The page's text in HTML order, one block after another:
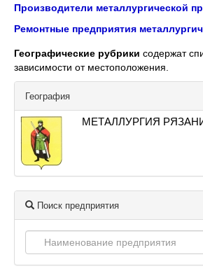
Производители металлургической
Ремонтные предприятия
Географические рубрики содержат
зависимости от местоположения.
География
МЕТАЛЛУРГИЯ
Поиск предприятия